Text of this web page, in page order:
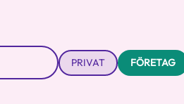
PRIVAT FÖRETAG